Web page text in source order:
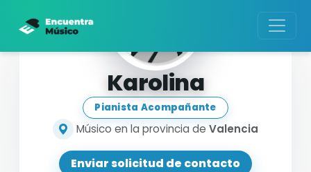
Karolina
Pianista Acompañante
Músico en la provincia de Valencia
Enviar solicitud de contacto